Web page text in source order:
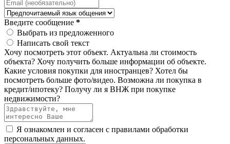
Введите сообщение *
Выбрать из предложенного
Написать свой текст
Хочу посмотреть этот объект. Актуальна ли стоимость
объекта? Хочу получить больше информации об объекте.
Какие условия покупки для иностранцев? Хотел бы
посмотреть больше фото/видео. Возможна ли покупка в
кредит/ипотеку? Получу ли я ВНЖ при покупке
недвижимости?
Я ознакомлен и согласен с правилами обработки
персональных данных.